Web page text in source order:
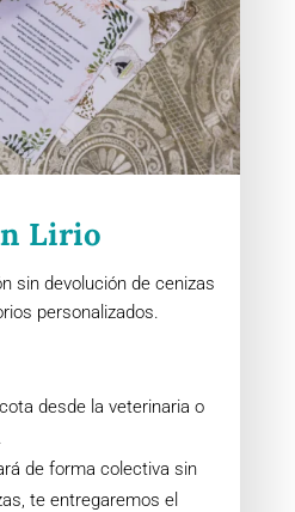
Lirio
sin devolución de cenizas
personalizados.
desde la veterinaria o
de forma colectiva sin
te entregaremos el